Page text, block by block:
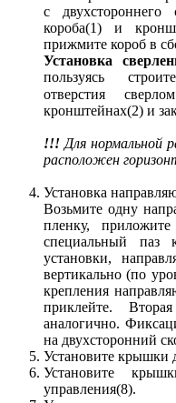
с двухстороннего
короба(1) и
прижмите короб в
Установка
пользуясь
отверстия
кронштейнах(2) и
!!! Для нормальной
расположен
Установка
Возьмите одну
пленку,
специальный паз
установки,
вертикально (по
крепления
приклейте.
аналогично.
на двухсторонний
Установите крышки
Установите
управления(8).